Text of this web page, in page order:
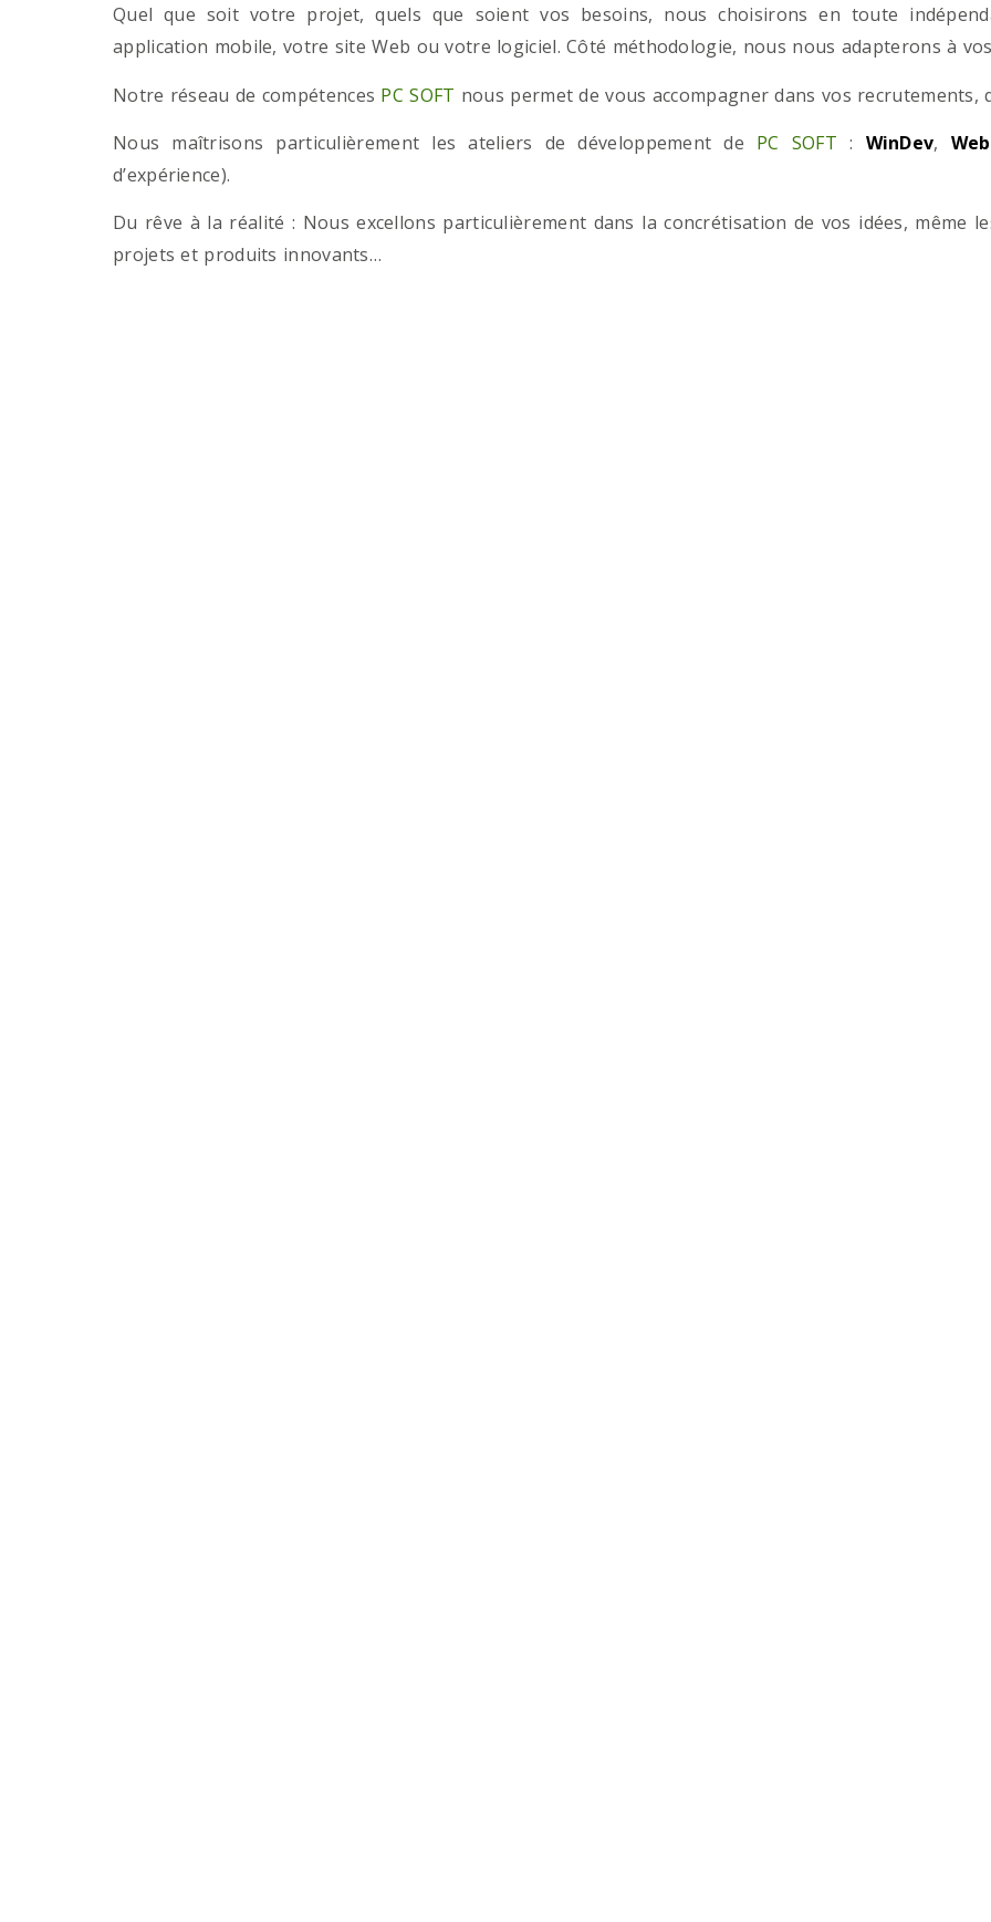
Quel que soit votre projet, quels que soient vos besoins, nous choisirons en toute
application mobile, votre site Web ou votre logiciel. Côté méthodologie, nous nous adapterons à
Notre réseau de compétences PC SOFT nous permet de vous accompagner dans vos
Nous maîtrisons particulièrement les ateliers de développement de PC SOFT : WinDev,
d’expérience).
Du rêve à la réalité : Nous excellons particulièrement dans la concrétisation de vos idées, même
projets et produits innovants…